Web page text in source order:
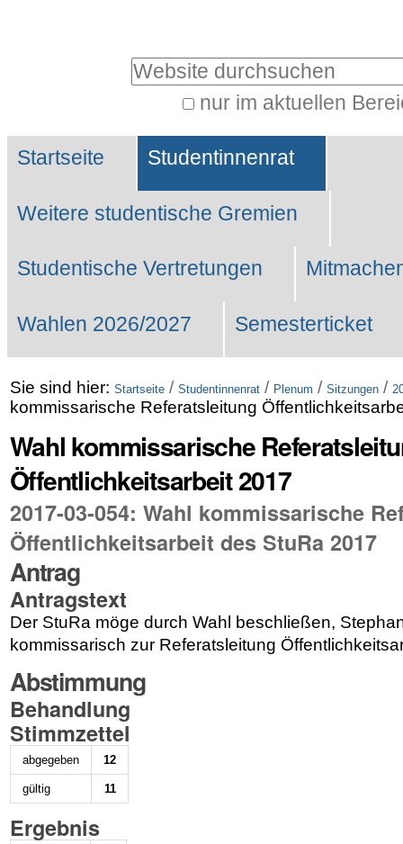
Website durchsuchen
nur im aktuellen
Suche…
Sektionen
Startseite Studentinnenrat
Weitere studentische Gremien
Studentische Vertretungen
Wahlen 2026/2027 Semesterticket
Sie sind hier: Startseite / Studentinnenrat / Plenum / Sitzungen /
kommissarische Referatsleitung
Wahl kommissarische
Öffentlichkeitsarbeit 2017
2017-03-054: Wahl kommissarische
Öffentlichkeitsarbeit des StuRa 2017
Antrag
Antragstext
Der StuRa möge durch Wahl beschließen,
kommissarisch zur Referatsleitung
Abstimmung
Behandlung
Stimmzettel
abgegeben 12
gültig 11
Ergebnis